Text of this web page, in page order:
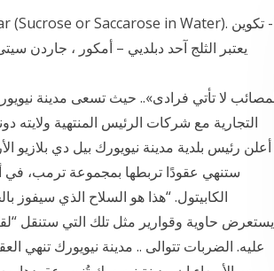
التجارية مع شركات الرئيس المنتهية ولايته
ستنهي عقودًا تربطها بمجموعة ترمب،
الكابيتول. “هذا هو السلاح الذي سيفوز
يستعرض حاوية وقوارير مثل تلك التي ستنقل
عليه. الضربات تتوالى .. مدينة نيويورك تنهي